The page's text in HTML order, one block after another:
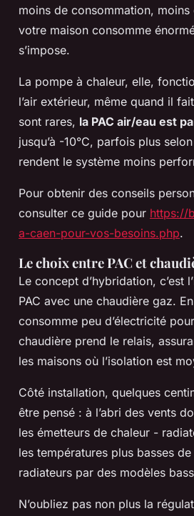
moins de consommation, moins
votre maison consomme
s’impose.
La pompe à chaleur, elle,
l’air extérieur, même quand il
sont rares, la PAC air/eau est
jusqu’à -10°C, parfois plus
rendent le système moins
Pour obtenir des conseils
consulter ce guide pour https://
a-caen-pour-vos-besoins.php.
Le choix entre PAC et
Le concept d’hybridation,
PAC avec une chaudière gaz.
consomme peu d’électricité
chaudière prend le relais,
les maisons où l’isolation est
Côté installation, quelques
être pensé : à l’abri des vents
les émetteurs de chaleur -
les températures plus basses
radiateurs par des modèles
N’oubliez pas non plus la